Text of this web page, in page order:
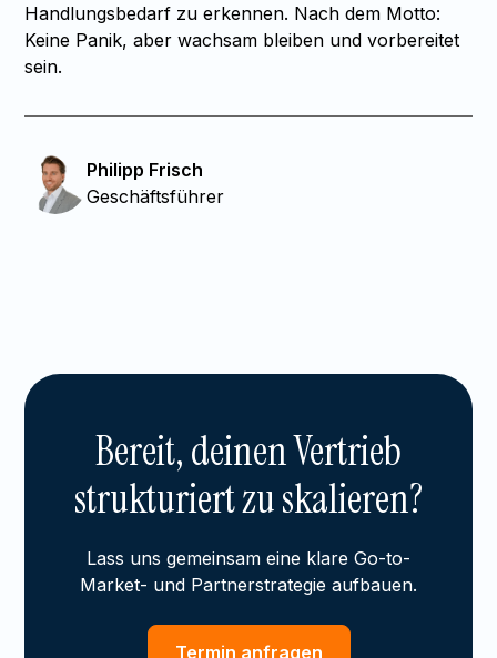
Handlungsbedarf zu erkennen. Nach dem Motto:
Keine Panik, aber wachsam bleiben und vorbereitet
sein.
Philipp Frisch
Geschäftsführer
Bereit, deinen Vertrieb
strukturiert zu skalieren?
Lass uns gemeinsam eine klare Go-to-
Market- und Partnerstrategie aufbauen.
Termin anfragen